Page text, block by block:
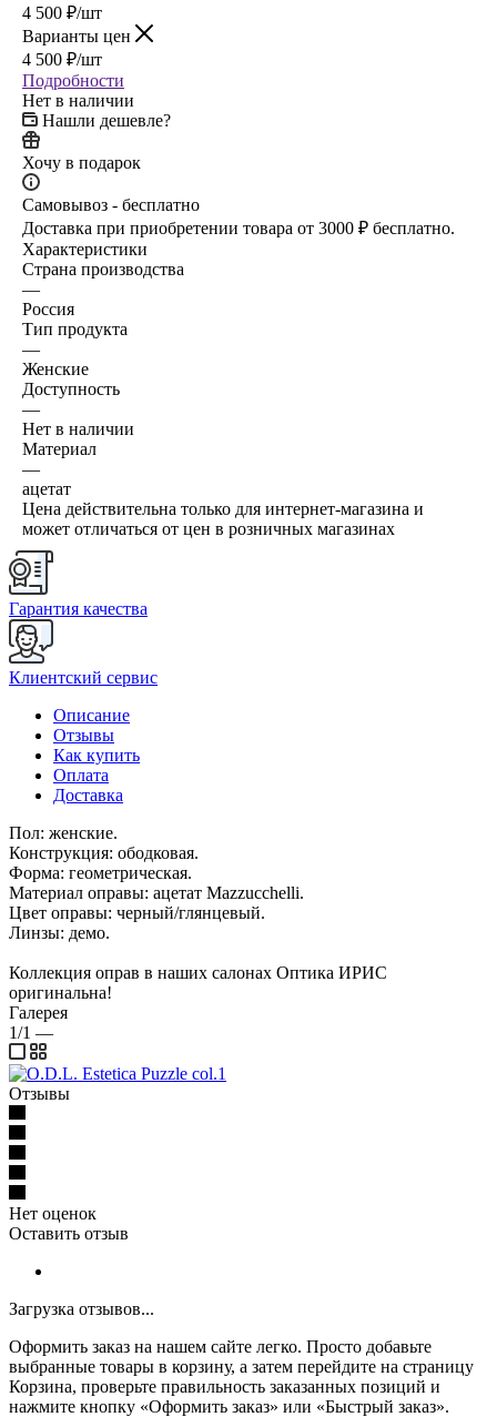
4 500 ₽/шт
Варианты цен
4 500 ₽/шт
Подробности
Нет в наличии
Нашли дешевле?
Хочу в подарок
Самовывоз - бесплатно
Доставка при приобретении товара от 3000 ₽ бесплатно.
Характеристики
Страна производства
—
Россия
Тип продукта
—
Женские
Доступность
—
Нет в наличии
Материал
—
ацетат
Цена действительна только для интернет-магазина и
может отличаться от цен в розничных магазинах
Гарантия качества
Клиентский сервис
Описание
Отзывы
Как купить
Оплата
Доставка
Пол: женские.
Конструкция: ободковая.
Форма: геометрическая.
Материал оправы: ацетат Mazzucchelli.
Цвет оправы: черный/глянцевый.
Линзы: демо.
Коллекция оправ в наших салонах Оптика ИРИС
оригинальна!
Галерея
1/1 —
Отзывы
Нет оценок
Оставить отзыв
Загрузка отзывов...
Оформить заказ на нашем сайте легко. Просто добавьте
выбранные товары в корзину, а затем перейдите на страницу
Корзина, проверьте правильность заказанных позиций и
нажмите кнопку «Оформить заказ» или «Быстрый заказ».